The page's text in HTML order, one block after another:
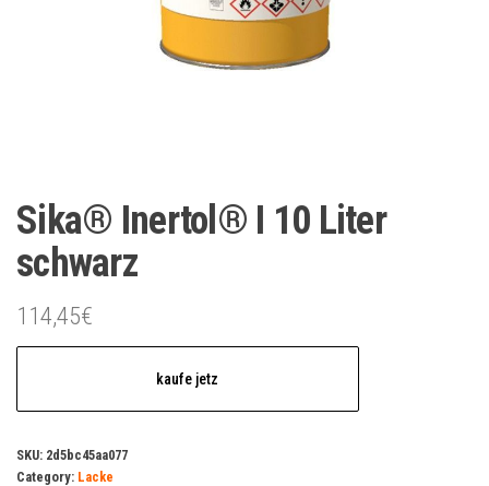
Sika® Inertol® I 10 Liter
schwarz
114,45€
kaufe jetz
SKU: 2d5bc45aa077
Category: Lacke